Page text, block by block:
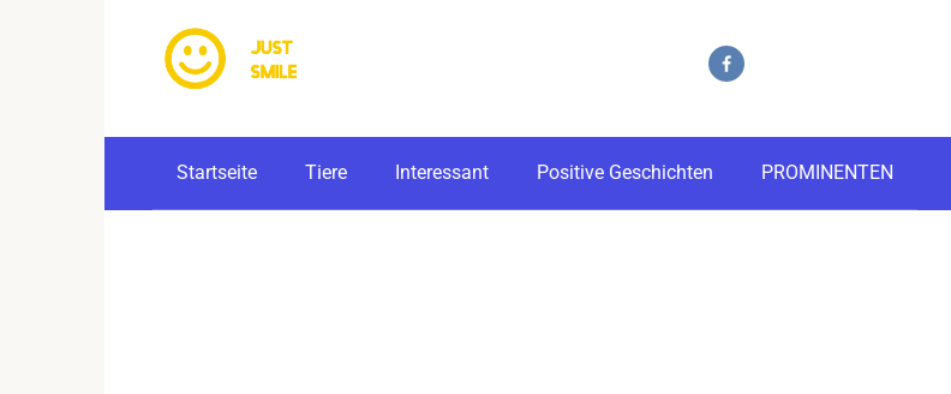
Startseite Tiere Interessant Positive Geschichten PROMINENTEN